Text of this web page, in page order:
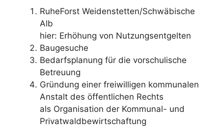
RuheForst Weidenstetten/Schwäbische
Alb
hier: Erhöhung von Nutzungsentgelten
Baugesuche
Bedarfsplanung für die vorschulische
Betreuung
Gründung einer freiwilligen kommunalen
Anstalt des öffentlichen Rechts
als Organisation der Kommunal- und
Privatwaldbewirtschaftung